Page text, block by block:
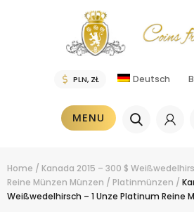
Deutsch
MENU
Home / Kanada 2015 – 300 $
Reine Münzen Münzen / Platinmünzen /
Weißwedelhirsch – 1 Unze Platinum Reine